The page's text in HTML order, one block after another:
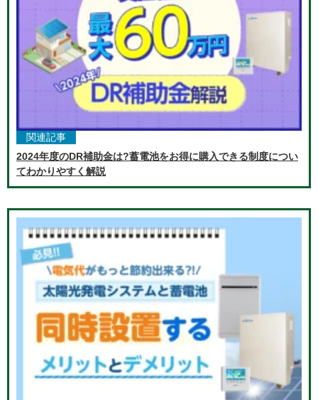
関連記事
2024年度のDR補助金は?蓄電池をお得に購入できる制度につい
てわかりやすく解説